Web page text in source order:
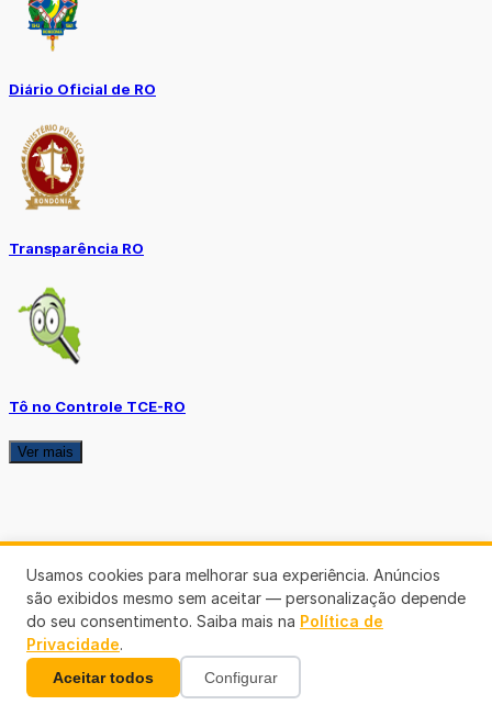
Diário Oficial de RO
Transparência RO
Tô no Controle TCE-RO
Ver mais
Usamos cookies para melhorar sua experiência. Anúncios
são exibidos mesmo sem aceitar — personalização depende
do seu consentimento. Saiba mais na Política de
Privacidade.
Aceitar todos Configurar